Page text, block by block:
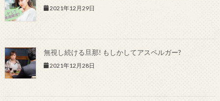
2021年12月29日
無視し続ける旦那! もしかしてアスペルガー?
2021年12月28日